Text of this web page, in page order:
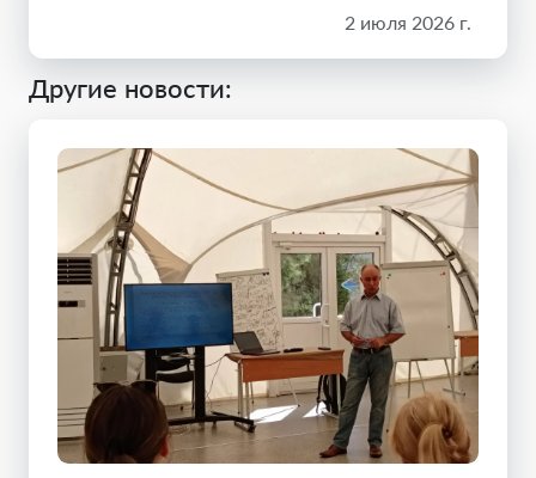
2 июля 2026 г.
Другие новости: